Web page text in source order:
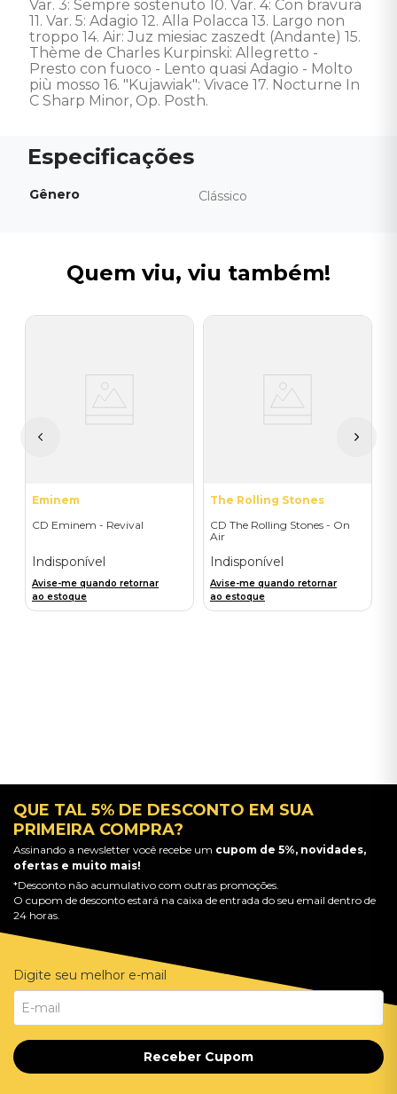
Var. 3: Sempre sostenuto 10. Var. 4: Con bravura
11. Var. 5: Adagio 12. Alla Polacca 13. Largo non
troppo 14. Air: Juz miesiac zaszedt (Andante) 15.
Thème de Charles Kurpinski: Allegretto -
Presto con fuoco - Lento quasi Adagio - Molto
più mosso 16. "Kujawiak": Vivace 17. Nocturne In
C Sharp Minor, Op. Posth.
Gênero Clássico
Quem viu, viu também!
Eminem
CD Eminem - Revival
Indisponível
Avise-me quando retornar
ao estoque
The Rolling Stones
CD The Rolling Stones - On
Air
Indisponível
Avise-me quando retornar
ao estoque
QUE TAL 5% DE DESCONTO EM SUA
PRIMEIRA COMPRA?
Assinando a newsletter você recebe um cupom de 5%, novidades,
ofertas e muito mais!
*Desconto não acumulativo com outras promoções.
O cupom de desconto estará na caixa de entrada do seu email dentro de
24 horas.
Digite seu melhor e-mail
Receber Cupom